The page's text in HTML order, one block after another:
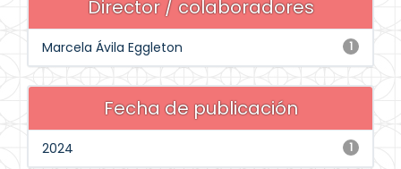
Director / colaboradores
1
Marcela Ávila Eggleton
Fecha de publicación
1
2024